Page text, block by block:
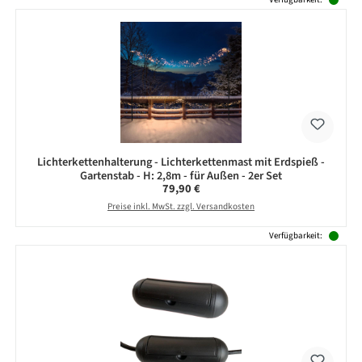
Lichterkettenhalterung - Lichterkettenmast mit Erdspieß -
Gartenstab - H: 2,8m - für Außen - 2er Set
Regulärer Preis:
79,90 €
Preise inkl. MwSt. zzgl. Versandkosten
Verfügbarkeit: